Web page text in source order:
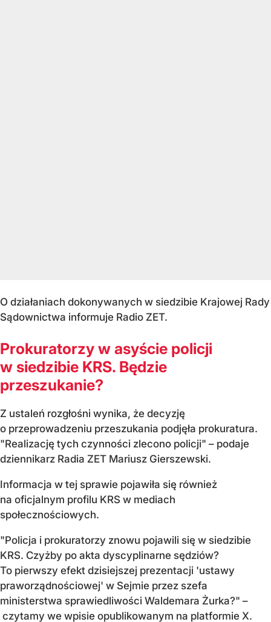
O działaniach dokonywanych w siedzibie Krajowej Rady
Sądownictwa informuje Radio ZET.
Prokuratorzy w asyście policji
w siedzibie KRS. Będzie
przeszukanie?
Z ustaleń rozgłośni wynika, że decyzję
o przeprowadzeniu przeszukania podjęła prokuratura.
"Realizację tych czynności zlecono policji" – podaje
dziennikarz Radia ZET Mariusz Gierszewski.
Informacja w tej sprawie pojawiła się również
na oficjalnym profilu KRS w mediach
społecznościowych.
"Policja i prokuratorzy znowu pojawili się w siedzibie
KRS. Czyżby po akta dyscyplinarne sędziów?
To pierwszy efekt dzisiejszej prezentacji 'ustawy
praworządnościowej' w Sejmie przez szefa
ministerstwa sprawiedliwości Waldemara Żurka?" –
czytamy we wpisie opublikowanym na platformie X.